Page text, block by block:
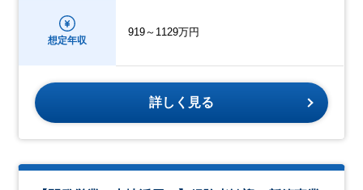
想定年収
919～1129万円
詳しく見る